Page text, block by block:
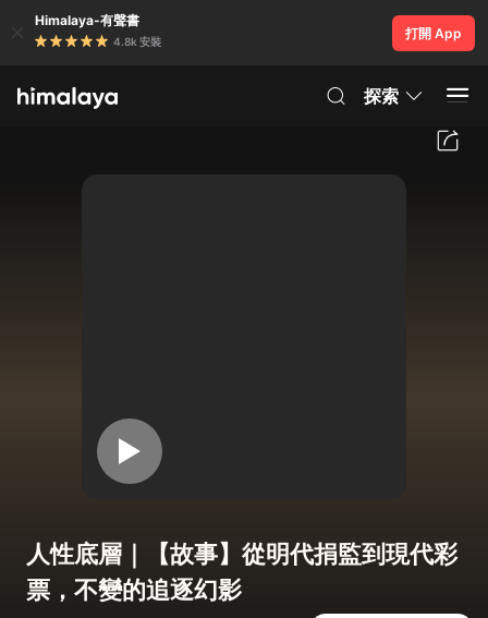
Himalaya-有聲書
4.8k 安裝
打開 App
探索
人性底層｜【故事】從明代捐監到現代彩
票，不變的追逐幻影